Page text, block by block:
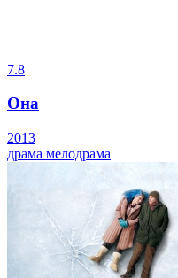
7.8
Она
2013
драма мелодрама